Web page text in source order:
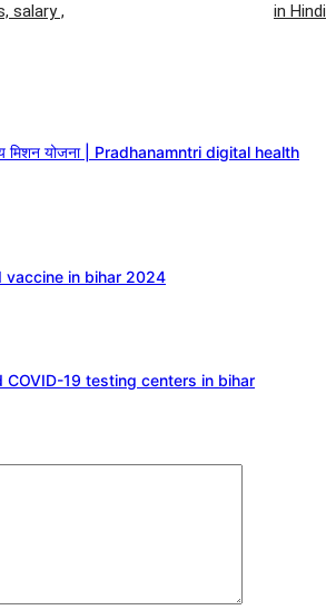
salary ,
in Hindi
मिशन योजना | Pradhanamntri digital health
vaccine in bihar 2024
COVID-19 testing centers in bihar